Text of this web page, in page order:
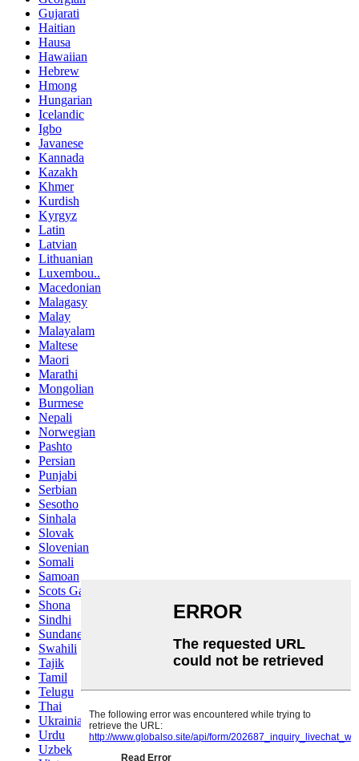
Gujarati
Haitian
Hausa
Hawaiian
Hebrew
Hmong
Hungarian
Icelandic
Igbo
Javanese
Kannada
Kazakh
Khmer
Kurdish
Kyrgyz
Latin
Latvian
Lithuanian
Luxembou..
Macedonian
Malagasy
Malay
Malayalam
Maltese
Maori
Marathi
Mongolian
Burmese
Nepali
Norwegian
Pashto
Persian
Punjabi
Serbian
Sesotho
Sinhala
Slovak
Slovenian
Somali
Samoan
Scots Gaelic
Shona
Sindhi
Sundanese
Swahili
Tajik
Tamil
Telugu
Thai
Ukrainian
Urdu
Uzbek